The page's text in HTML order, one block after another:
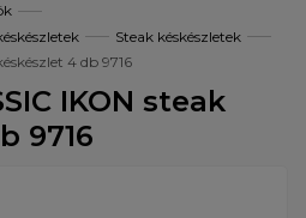
Steak késkészletek
4 db 9716
IKON steak
9716